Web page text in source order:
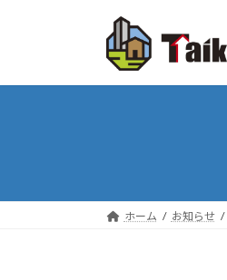
プ
動
ホーム お知らせ